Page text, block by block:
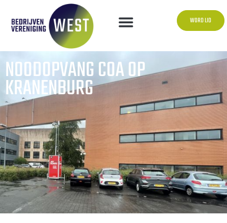
WORD LID
NOODOPVANG COA OP
KRANENBURG